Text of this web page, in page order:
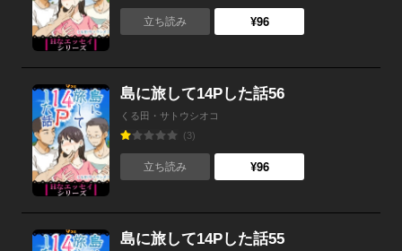
立ち読み ¥96
島に旅して14Pした話56
くる田・サトウシオコ
(3)
立ち読み ¥96
島に旅して14Pした話55